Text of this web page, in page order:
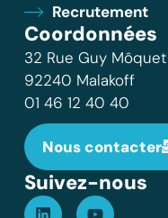
Recrutement
Coordonnées
32 Rue Guy
92240 Malakoff
01 46 12 40 40
Nous contacter
Suivez-nous